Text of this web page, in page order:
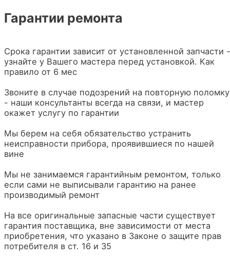
Гарантии ремонта
Срока гарантии зависит от установленной запчасти -
узнайте у Вашего мастера перед установкой. Как
правило от 6 мес
Звоните в случае подозрений на повторную поломку
- наши консультанты всегда на связи, и мастер
окажет услугу по гарантии
Мы берем на себя обязательство устранить
неисправности прибора, проявившиеся по нашей
вине
Мы не занимаемся гарантийным ремонтом, только
если сами не выписывали гарантию на ранее
производимый ремонт
На все оригинальные запасные части существует
гарантия поставщика, вне зависимости от места
приобретения, что указано в Законе о защите прав
потребителя в ст. 16 и 35